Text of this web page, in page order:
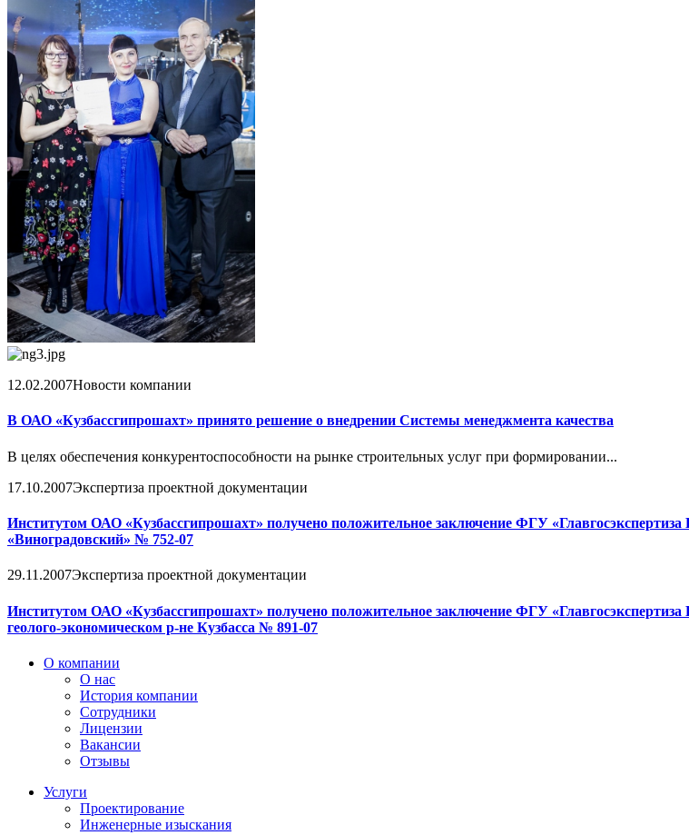
12.02.2007Новости компании
В ОАО «Кузбассгипрошахт» принято решение о внедрении Системы менеджмента качества
В целях обеспечения конкурентоспособности на рынке строительных услуг при формировании...
17.10.2007Экспертиза проектной документации
Институтом ОАО «Кузбассгипрошахт» получено положительное заключение ФГУ
«Виноградовский» № 752-07
29.11.2007Экспертиза проектной документации
Институтом ОАО «Кузбассгипрошахт» получено положительное заключение ФГУ
геолого-экономическом р-не Кузбасса № 891-07
О компании
О нас
История компании
Сотрудники
Лицензии
Вакансии
Отзывы
Услуги
Проектирование
Инженерные изыскания